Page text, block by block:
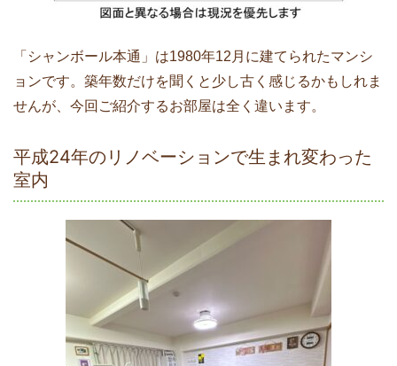
「シャンボール本通」は1980年12月に建てられたマンシ
ョンです。築年数だけを聞くと少し古く感じるかもしれま
せんが、今回ご紹介するお部屋は全く違います。
平成24年のリノベーションで生まれ変わった
室内